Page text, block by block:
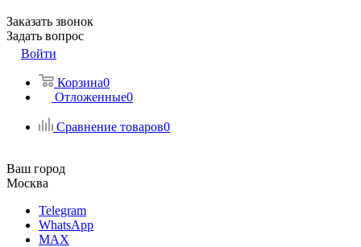
Заказать звонок
Задать вопрос
Войти
Корзина0
Отложенные0
Сравнение товаров0
Ваш город
Москва
Telegram
WhatsApp
MAX